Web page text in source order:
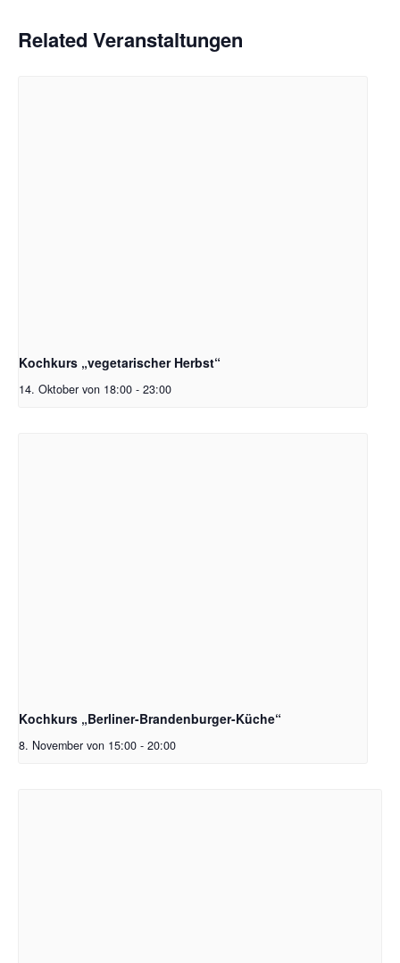
Related Veranstaltungen
Kochkurs „vegetarischer Herbst“
14. Oktober von 18:00 - 23:00
Kochkurs „Berliner-Brandenburger-Küche“
8. November von 15:00 - 20:00